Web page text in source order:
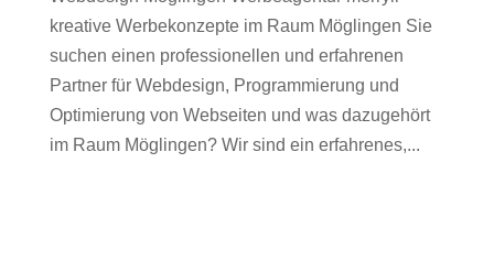
kreative Werbekonzepte im Raum Möglingen Sie
suchen einen professionellen und erfahrenen
Partner für Webdesign, Programmierung und
Optimierung von Webseiten und was dazugehört
im Raum Möglingen? Wir sind ein erfahrenes,...